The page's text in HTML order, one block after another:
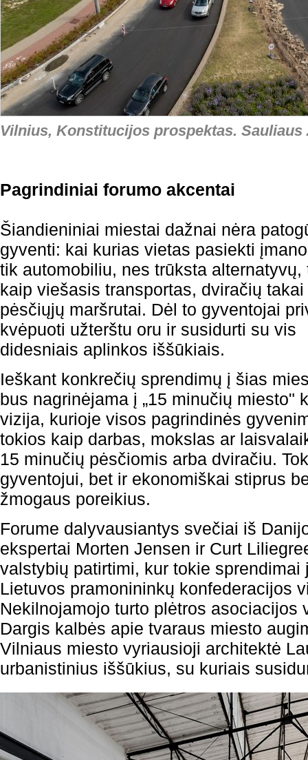
Vilnius, Konstitucijos prospektas. Sauliaus
Pagrindiniai forumo akcentai
Šiandieniniai miestai dažnai nėra
gyventi: kai kurias vietas pasiekti
tik automobiliu, nes trūksta alternatyvų,
kaip viešasis transportas, dviračių takai
pėsčiųjų maršrutai. Dėl to gyventojai
kvėpuoti užterštu oru ir susidurti su vis
didesniais aplinkos iššūkiais.
Ieškant konkrečių sprendimų į šias
bus nagrinėjama į „15 minučių miesto"
vizija, kurioje visos pagrindinės
tokios kaip darbas, mokslas ar
15 minučių pėsčiomis arba dviračiu.
gyventojui, bet ir ekonomiškai stiprus
žmogaus poreikius.
Forume dalyvausiantys svečiai iš
ekspertai Morten Jensen ir Curt
valstybių patirtimi, kur tokie
Lietuvos pramonininkų konfederacijos
Nekilnojamojo turto plėtros asociacijos
Dargis kalbės apie tvaraus miesto
Vilniaus miesto vyriausioji architektė
urbanistinius iššūkius, su kuriais